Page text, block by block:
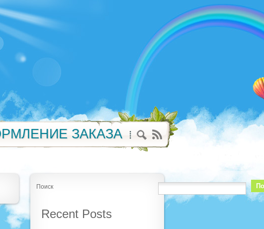
ЗАКАЗА
Поиск
Recent Posts